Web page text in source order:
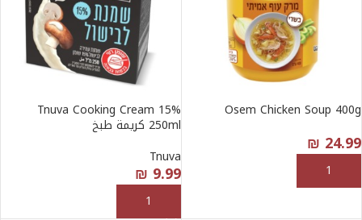
Osem Chicken Soup 400g
₪ 24.99
إضافة إلى السلة
Tnuva Cooking Cream 15%
250ml كريمة طبخ
Tnuva
₪ 9.99
إضافة إلى السلة